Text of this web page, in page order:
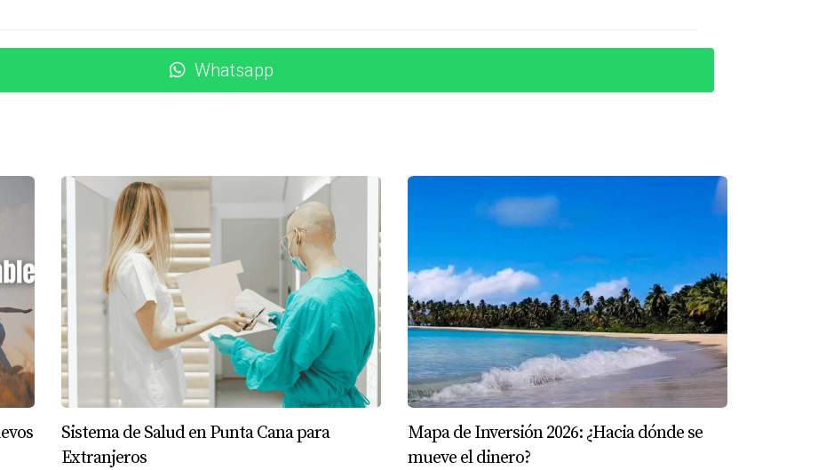
tres casos reales de ciudadanos españoles que han logrado adquirir propiedades en Punta Cana con éxito.
a Propietarios
cómo una visita puede convertirse en una inversión significativa.
invirtiendo en bienes raíces en el extranjero. Tras realizar un exhaustivo análisis del mercado, optó por
disfrutado de su propiedad durante las vacaciones, sino que también ha obtenido ingresos adicionales
resalta la viabilidad financiera de invertir en este destino.
a Punta Cana después de años trabajando en España. Compró una casa acogedora cerca de la playa y
le ha brindado apoyo y conexión. Su historia es un testimonio del estilo de vida relajado y enriquecedor
HOY... VER MÁS
Whatsapp
Sistema de Salud en Punta Cana para
Extranjeros
Mapa de Inversión 2026: ¿Hacia dónde se
mueve el dinero?